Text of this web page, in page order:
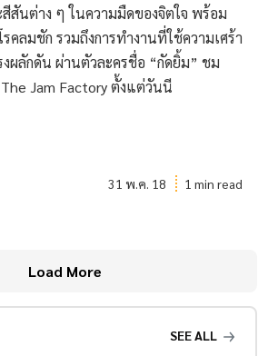
สีสันต่าง ๆ ในความมืดของจิตใจ พร้อม
รคลมชัก รวมถึงการทำงานที่ใช้ความเศร้า
ผลักดัน ผ่านตัวละครชื่อ “กัดยิ้ม” ชม
Jam Factory ตั้งแต่วันนี
31 พ.ค. 18 1 min read
Load More
SEE ALL